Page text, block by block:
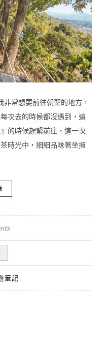
非常想要前往朝聖的地方，
次去的時候都沒遇到，這
的時候趕緊前往，這一次
時光中，細細品味著坐擁
筆記